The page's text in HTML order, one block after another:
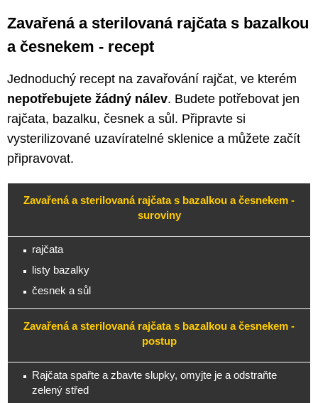
Zavařená a sterilovaná rajčata s bazalkou
a česnekem - recept
Jednoduchý recept na zavařování rajčat, ve kterém
nepotřebujete žádný nálev. Budete potřebovat jen
rajčata, bazalku, česnek a sůl. Připravte si
vysterilizované uzavíratelné sklenice a můžete začít
připravovat.
Zavařená a sterilovaná rajčata s bazalkou a česnekem -
suroviny
rajčata
listy bazalky
česnek a sůl
Zavařená a sterilovaná rajčata s bazalkou a česnekem -
postup
Rajčata spařte a zbavte slupky, omyjte je a odstraňte
zelený střed